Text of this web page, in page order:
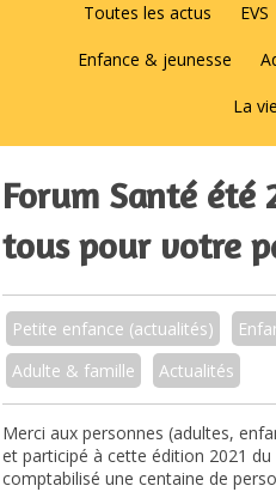
Toutes les actus EVS
Enfance & jeunesse
La
Forum Santé été
tous pour votre
Petite enfance (actualités)
Adulte & famille
Actualités
Merci aux personnes (adultes,
et participé à cette édition 2021
comptabilisé une centaine de